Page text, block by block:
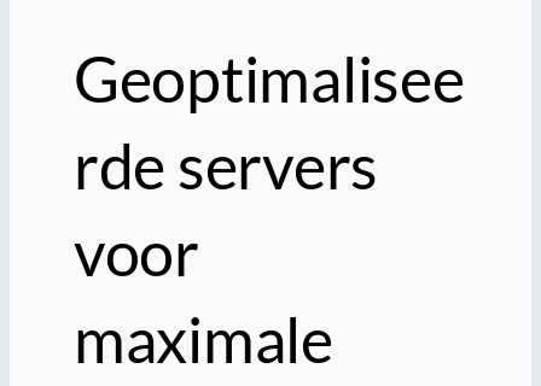
Geoptimalisee
rde servers
voor
maximale